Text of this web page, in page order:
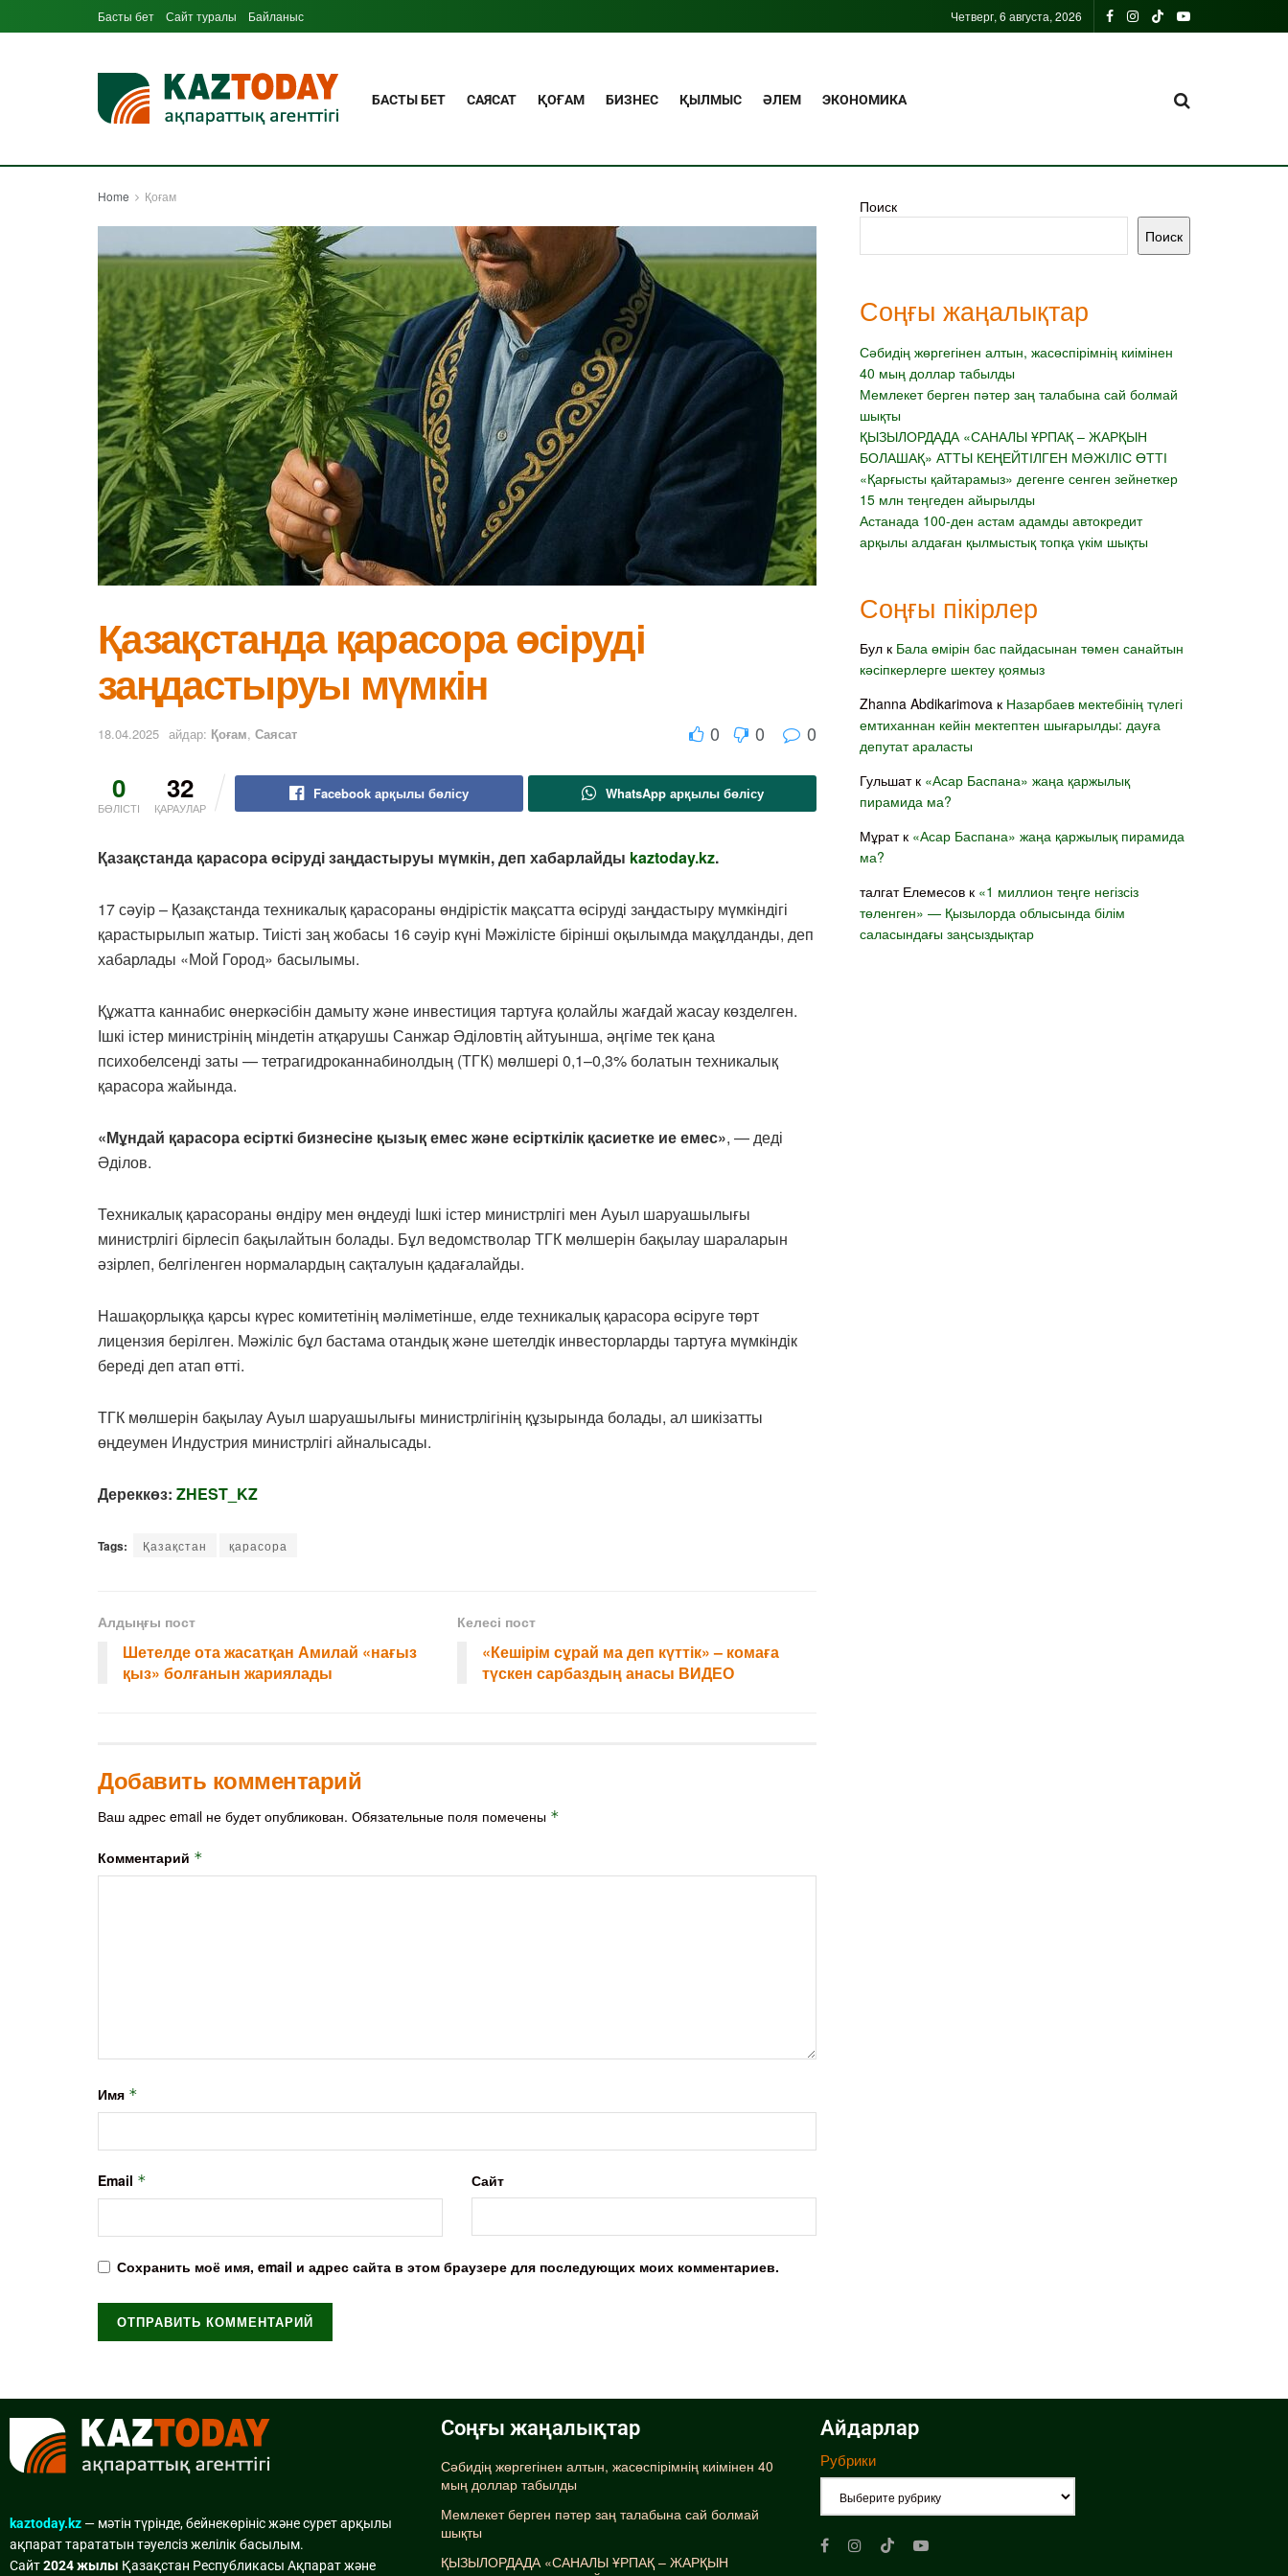
Басты бет Сайт туралы Байланыс Четверг, 6 августа, 2026
БАСТЫ БЕТ САЯСАТ ҚОҒАМ БИЗНЕС ҚЫЛМЫС ӘЛЕМ ЭКОНОМИКА
Home Қоғам
Қазақстанда қарасора өсіруді
заңдастыруы мүмкін
18.04.2025 айдар: Қоғам, Саясат 0 0 0
0
БӨЛІСТІ
32
ҚАРАУЛАР
Facebook арқылы бөлісу WhatsApp арқылы бөлісу
Қазақстанда қарасора өсіруді заңдастыруы мүмкін, деп хабарлайды kaztoday.kz.
17 сәуір – Қазақстанда техникалық қарасораны өндірістік мақсатта өсіруді заңдастыру мүмкіндігі
қарастырылып жатыр. Тиісті заң жобасы 16 сәуір күні Мәжілісте бірінші оқылымда мақұлданды, деп
хабарлады «Мой Город» басылымы.
Құжатта каннабис өнеркәсібін дамыту және инвестиция тартуға қолайлы жағдай жасау көзделген.
Ішкі істер министрінің міндетін атқарушы Санжар Әділовтің айтуынша, әңгіме тек қана
психобелсенді заты — тетрагидроканнабинолдың (ТГК) мөлшері 0,1–0,3% болатын техникалық
қарасора жайында.
«Мұндай қарасора есірткі бизнесіне қызық емес және есірткілік қасиетке ие емес», — деді
Әділов.
Техникалық қарасораны өндіру мен өңдеуді Ішкі істер министрлігі мен Ауыл шаруашылығы
министрлігі бірлесіп бақылайтын болады. Бұл ведомстволар ТГК мөлшерін бақылау шараларын
әзірлеп, белгіленген нормалардың сақталуын қадағалайды.
Нашақорлыққа қарсы күрес комитетінің мәліметінше, елде техникалық қарасора өсіруге төрт
лицензия берілген. Мәжіліс бұл бастама отандық және шетелдік инвесторларды тартуға мүмкіндік
береді деп атап өтті.
ТГК мөлшерін бақылау Ауыл шаруашылығы министрлігінің құзырында болады, ал шикізатты
өңдеумен Индустрия министрлігі айналысады.
Дереккөз: ZHEST_KZ
Tags: Қазақстан қарасора
Алдыңғы пост
Шетелде ота жасатқан Амилай «нағыз
қыз» болғанын жариялады
Келесі пост
«Кешірім сұрай ма деп күттік» – комаға
түскен сарбаздың анасы ВИДЕО
Добавить комментарий
Ваш адрес email не будет опубликован. Обязательные поля помечены *
Комментарий *
Имя *
Email * Сайт
Сохранить моё имя, email и адрес сайта в этом браузере для последующих моих комментариев.
Поиск
Поиск
Соңғы жаңалықтар
Сәбидің жөргегінен алтын, жасөспірімнің киімінен
40 мың доллар табылды
Мемлекет берген пәтер заң талабына сай болмай
шықты
ҚЫЗЫЛОРДАДА «САНАЛЫ ҰРПАҚ – ЖАРҚЫН
БОЛАШАҚ» АТТЫ КЕҢЕЙТІЛГЕН МӘЖІЛІС ӨТТІ
«Қарғысты қайтарамыз» дегенге сенген зейнеткер
15 млн теңгеден айырылды
Астанада 100-ден астам адамды автокредит
арқылы алдаған қылмыстық топқа үкім шықты
Соңғы пікірлер
Бул к Бала өмірін бас пайдасынан төмен санайтын
кәсіпкерлерге шектеу қоямыз
Zhanna Abdikarimova к Назарбаев мектебінің түлегі
емтиханнан кейін мектептен шығарылды: дауға
депутат араласты
Гульшатк «Асар Баспана» жаңа қаржылық
пирамида ма?
Мұратк «Асар Баспана» жаңа қаржылық пирамида
ма?
талгат Елемесов к «1 миллион теңге негізсіз
төленген» — Қызылорда облысында білім
саласындағы заңсыздықтар
kaztoday.kz — мәтін түрінде, бейнекөрініс және сурет арқылы
ақпарат тарататын тәуелсіз желілік басылым.
Сайт2024 жылы Қазақстан Республикасы Ақпарат және
Соңғы жаңалықтар
Сәбидің жөргегінен алтын, жасөспірімнің киімінен 40
мың доллар табылды
Мемлекет берген пәтер заң талабына сай болмай
шықты
ҚЫЗЫЛОРДАДА «САНАЛЫ ҰРПАҚ – ЖАРҚЫН
Айдарлар
Рубрики